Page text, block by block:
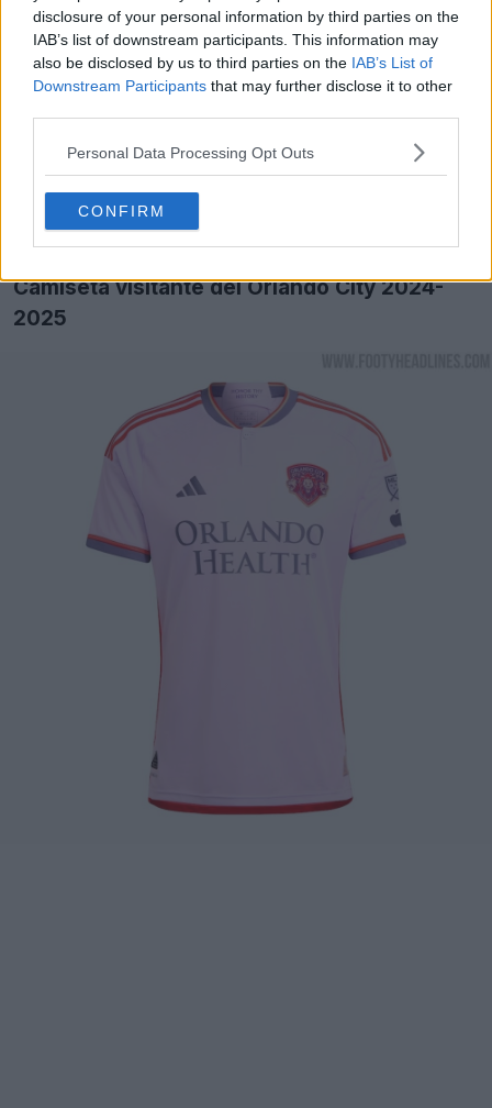
disclosure of your personal information by third parties on the
IAB’s list of downstream participants. This information may
also be disclosed by us to third parties on the IAB’s List of
Downstream Participants that may further disclose it to other
Personal Data Processing Opt Outs
CONFIRM
Camiseta visitante del Orlando City 2024-
2025